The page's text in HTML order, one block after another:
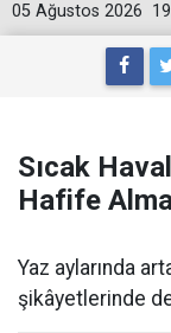
05 Ağustos 2026
Sıcak
Hafife
Yaz aylarında
şikâyetlerinde